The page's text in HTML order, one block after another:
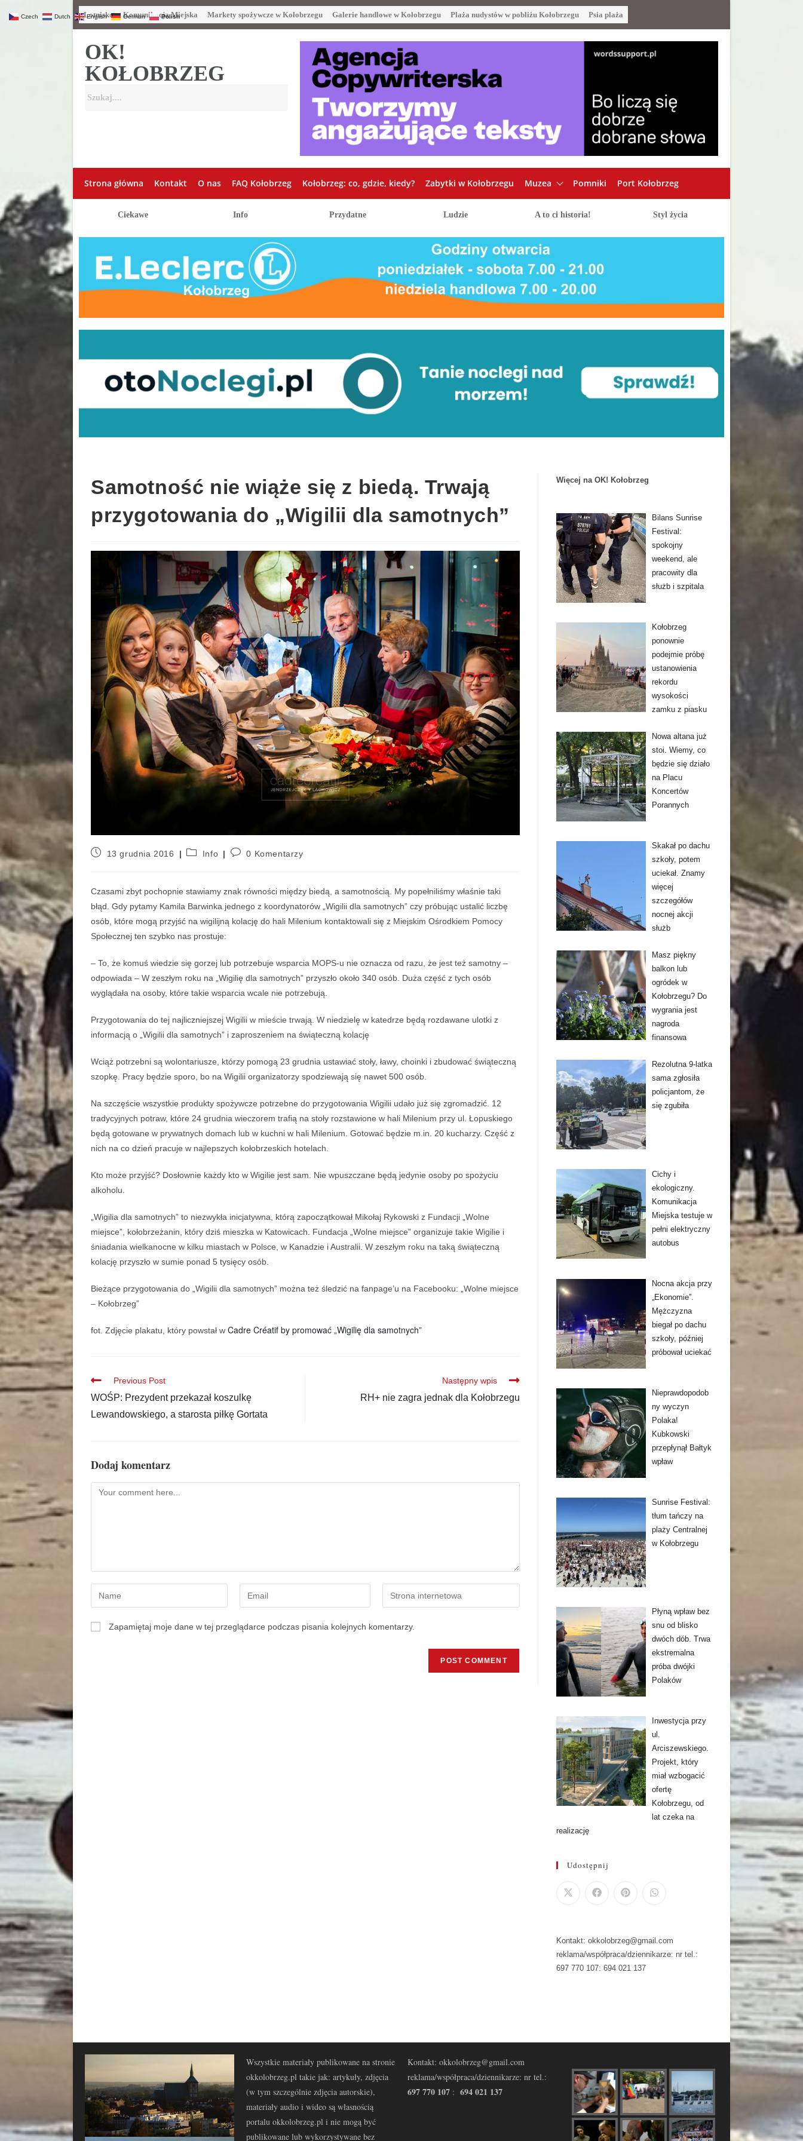
Lotnisko Komunikacja Miejska Markety spożywcze w Kołobrzegu Galerie handlowe w Kołobrzegu Plaża nudystów w pobliżu Kołobrzegu Psia plaża
OK!
KOŁOBRZEG
Strona główna Kontakt O nas FAQ Kołobrzeg Kołobrzeg: co, gdzie, kiedy? Zabytki w Kołobrzegu Muzea Pomniki Port Kołobrzeg
Ciekawe Info Przydatne Ludzie A to ci historia! Styl życia
Samotność nie wiąże się z biedą. Trwają
przygotowania do „Wigilii dla samotnych”
13 grudnia 2016 Info 0 Komentarzy
Czasami zbyt pochopnie stawiamy znak równości między biedą, a samotnością. My popełniliśmy właśnie taki
błąd. Gdy pytamy Kamila Barwinka jednego z koordynatorów „Wigilii dla samotnych” czy próbując ustalić liczbę
osób, które mogą przyjść na wigilijną kolację do hali Milenium kontaktowali się z Miejskim Ośrodkiem Pomocy
Społecznej ten szybko nas prostuje:
– To, że komuś wiedzie się gorzej lub potrzebuje wsparcia MOPS-u nie oznacza od razu, że jest też samotny –
odpowiada – W zeszłym roku na „Wigilię dla samotnych” przyszło około 340 osób. Duża część z tych osób
wyglądała na osoby, które takie wsparcia wcale nie potrzebują.
Przygotowania do tej najliczniejszej Wigilii w mieście trwają. W niedzielę w katedrze będą rozdawane ulotki z
informacją o „Wigilii dla samotnych” i zaproszeniem na świąteczną kolację
Wciąż potrzebni są wolontariusze, którzy pomogą 23 grudnia ustawiać stoły, ławy, choinki i zbudować świąteczną
szopkę. Pracy będzie sporo, bo na Wigilii organizatorzy spodziewają się nawet 500 osób.
Na szczęście wszystkie produkty spożywcze potrzebne do przygotowania Wigilii udało już się zgromadzić. 12
tradycyjnych potraw, które 24 grudnia wieczorem trafią na stoły rozstawione w hali Milenium przy ul. Łopuskiego
będą gotowane w prywatnych domach lub w kuchni w hali Milenium. Gotować będzie m.in. 20 kucharzy. Część z
nich na co dzień pracuje w najlepszych kołobrzeskich hotelach.
Kto może przyjść? Dosłownie każdy kto w Wigilie jest sam. Nie wpuszczane będą jedynie osoby po spożyciu
alkoholu.
„Wigilia dla samotnych” to niezwykła inicjatywna, którą zapoczątkował Mikołaj Rykowski z Fundacji „Wolne
miejsce”, kołobrzeżanin, który dziś mieszka w Katowicach. Fundacja „Wolne miejsce” organizuje takie Wigilie i
śniadania wielkanocne w kilku miastach w Polsce, w Kanadzie i Australii. W zeszłym roku na taką świąteczną
kolację przyszło w sumie ponad 5 tysięcy osób.
Bieżące przygotowania do „Wigilii dla samotnych” można też śledzić na fanpage’u na Facebooku: „Wolne miejsce
– Kołobrzeg”
fot. Zdjęcie plakatu, który powstał w Cadre Créatif by promować „Wigilię dla samotnych”
Previous Post
WOŚP: Prezydent przekazał koszulkę
Lewandowskiego, a starosta piłkę Gortata
Następny wpis
RH+ nie zagra jednak dla Kołobrzegu
Dodaj komentarz
Zapamiętaj moje dane w tej przeglądarce podczas pisania kolejnych komentarzy.
Więcej na OK! Kołobrzeg
Bilans Sunrise
Festival:
spokojny
weekend, ale
pracowity dla
służb i szpitala
Kołobrzeg
ponownie
podejmie próbę
ustanowienia
rekordu
wysokości
zamku z piasku
Nowa altana już
stoi. Wiemy, co
będzie się działo
na Placu
Koncertów
Porannych
Skakał po dachu
szkoły, potem
uciekał. Znamy
więcej
szczegółów
nocnej akcji
służb
Masz piękny
balkon lub
ogródek w
Kołobrzegu? Do
wygrania jest
nagroda
finansowa
Rezolutna 9-latka
sama zgłosiła
policjantom, że
się zgubiła
Cichy i
ekologiczny.
Komunikacja
Miejska testuje w
pełni elektryczny
autobus
Nocna akcja przy
„Ekonomie”.
Mężczyzna
biegał po dachu
szkoły, później
próbował uciekać
Nieprawdopodob
ny wyczyn
Polaka!
Kubkowski
przepłynął Bałtyk
wpław
Sunrise Festival:
tłum tańczy na
plaży Centralnej
w Kołobrzegu
Płyną wpław bez
snu od blisko
dwóch dób. Trwa
ekstremalna
próba dwójki
Polaków
Inwestycja przy
ul.
Arciszewskiego.
Projekt, który
miał wzbogacić
ofertę
Kołobrzegu, od
lat czeka na
realizację
Udostępnij
Kontakt: okkolobrzeg@gmail.com
reklama/współpraca/dziennikarze: nr tel.:
697 770 107: 694 021 137
Wszystkie materiały publikowane na stronie
okkolobrzeg.pl takie jak: artykuły, zdjęcia
(w tym szczególnie zdjęcia autorskie),
materiały audio i wideo są własnością
portalu okkolobrzeg.pl i nie mogą być
publikowane lub wykorzystywane bez
Kontakt: okkolobrzeg@gmail.com
reklama/współpraca/dziennikarze: nr tel.:
697 770 107 : 694 021 137
Czech Dutch English German Polish